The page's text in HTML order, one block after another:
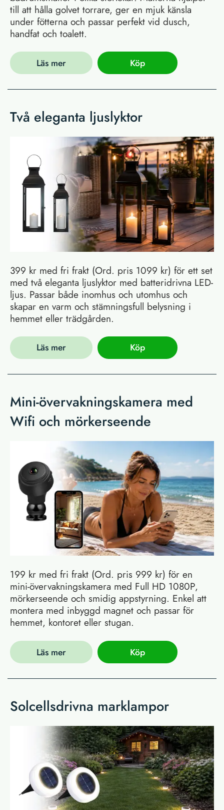
till att hålla golvet torrare, ger en mjuk känsla
under fötterna och passar perfekt vid dusch,
handfat och toalett.
Läs mer Köp
Två eleganta ljuslyktor
399 kr med fri frakt (Ord. pris 1099 kr) för ett set
med två eleganta ljuslyktor med batteridrivna LED-
ljus. Passar både inomhus och utomhus och
skapar en varm och stämningsfull belysning i
hemmet eller trädgården.
Läs mer Köp
Mini-övervakningskamera med
Wifi och mörkerseende
199 kr med fri frakt (Ord. pris 999 kr) för en
mini-övervakningskamera med Full HD 1080P,
mörkerseende och smidig appstyrning. Enkel att
montera med inbyggd magnet och passar för
hemmet, kontoret eller stugan.
Läs mer Köp
Solcellsdrivna marklampor